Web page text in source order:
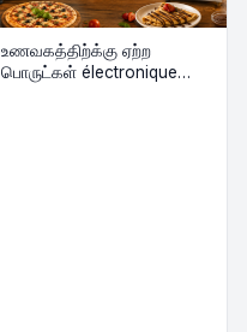
உணவகத்திற்க்கு ஏற்ற
பொருட்கள் électronique